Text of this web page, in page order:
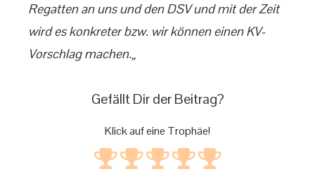
Regatten an uns und den DSV und mit der Zeit
wird es konkreter bzw. wir können einen KV-
Vorschlag machen.„
Gefällt Dir der Beitrag?
Klick auf eine Trophäe!